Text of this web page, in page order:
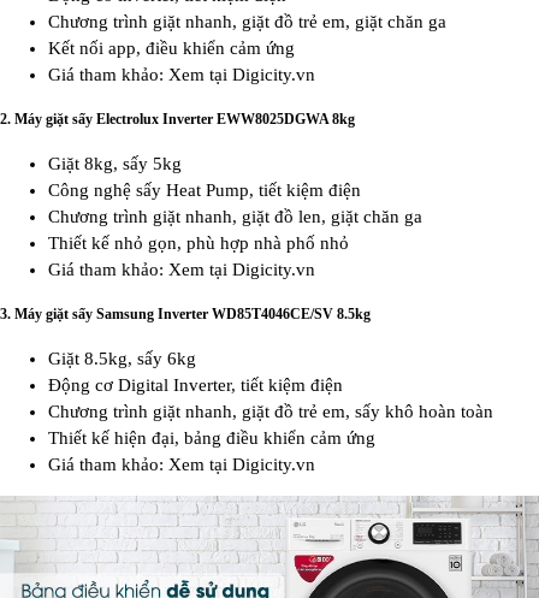
Chương trình giặt nhanh, giặt đồ trẻ em, giặt chăn ga
Kết nối app, điều khiển cảm ứng
Giá tham khảo: Xem tại Digicity.vn
2. Máy giặt sấy Electrolux Inverter EWW8025DGWA 8kg
Giặt 8kg, sấy 5kg
Công nghệ sấy Heat Pump, tiết kiệm điện
Chương trình giặt nhanh, giặt đồ len, giặt chăn ga
Thiết kế nhỏ gọn, phù hợp nhà phố nhỏ
Giá tham khảo: Xem tại Digicity.vn
3. Máy giặt sấy Samsung Inverter WD85T4046CE/SV 8.5kg
Giặt 8.5kg, sấy 6kg
Động cơ Digital Inverter, tiết kiệm điện
Chương trình giặt nhanh, giặt đồ trẻ em, sấy khô hoàn toàn
Thiết kế hiện đại, bảng điều khiển cảm ứng
Giá tham khảo: Xem tại Digicity.vn